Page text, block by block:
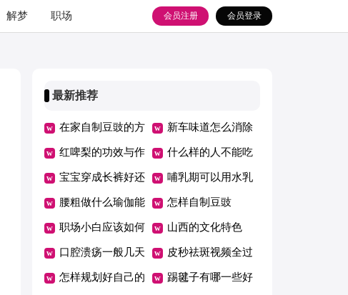
解梦 职场 会员登录
会员注册
最新推荐
在家自制豆豉的方
法
新车味道怎么消除
红啤梨的功效与作
用及营养价值
什么样的人不能吃
西米
宝宝穿成长裤好还
是纸尿裤好
哺乳期可以用水乳
吗
腰粗做什么瑜伽能
瘦下来
怎样自制豆豉
职场小白应该如何
正确做好职场规划
山西的文化特色
口腔溃疡一般几天
自愈
皮秒祛斑视频全过
程
怎样规划好自己的 踢毽子有哪一些好